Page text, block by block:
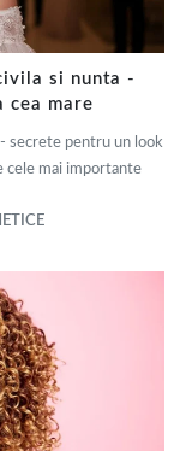
si nunta -
cea mare
secrete pentru un look
cele mai importante